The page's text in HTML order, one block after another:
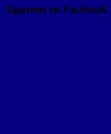
Siguenos en Facebook